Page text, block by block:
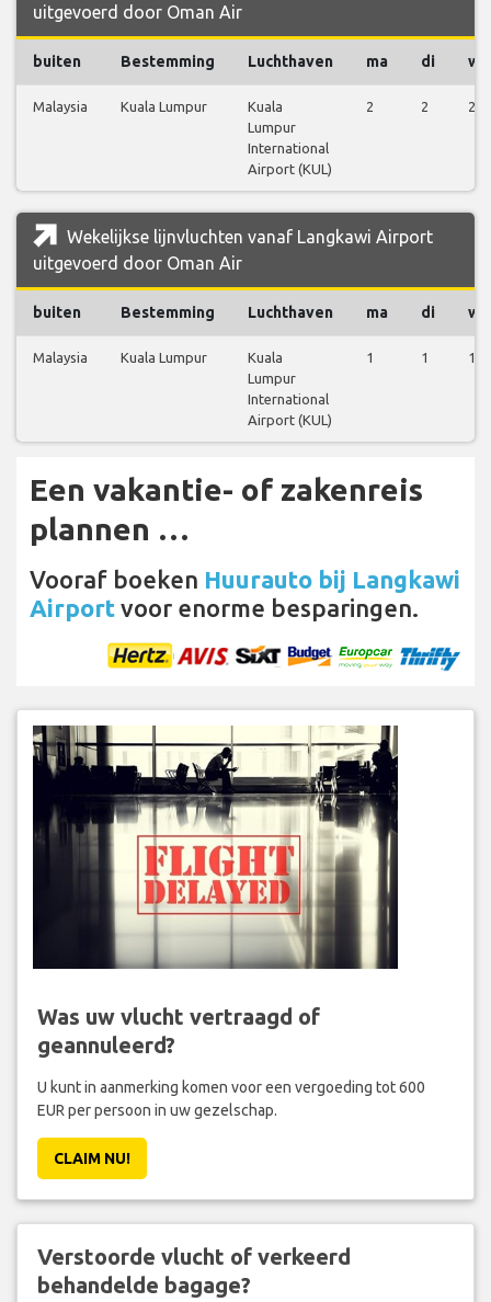
uitgevoerd door Oman Air
buiten Bestemming Luchthaven ma di wo
Malaysia Kuala Lumpur
Kuala
Lumpur
International
Airport (KUL)
2 2 2
Wekelijkse lijnvluchten vanaf Langkawi Airport
uitgevoerd door Oman Air
buiten Bestemming Luchthaven ma di wo
Malaysia Kuala Lumpur
Kuala
Lumpur
International
Airport (KUL)
1 1 1
Een vakantie- of zakenreis
plannen …
Vooraf boeken Huurauto bij Langkawi
Airport voor enorme besparingen.
Was uw vlucht vertraagd of
geannuleerd?
U kunt in aanmerking komen voor een vergoeding tot 600
EUR per persoon in uw gezelschap.
CLAIM NU!
Verstoorde vlucht of verkeerd
behandelde bagage?